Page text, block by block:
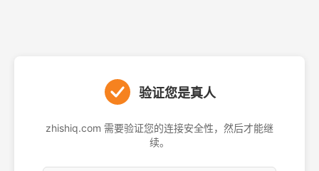
验证您是真人
zhishiq.com 需要验证您的连接安全性，然后才能继
续。